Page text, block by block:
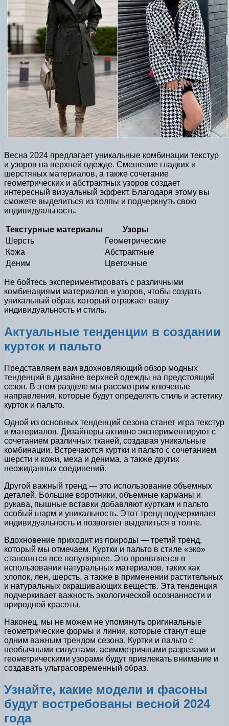
Весна 2024 предлагает уникальные комбинации текстур
и узоров на верхней одежде. Смешение гладких и
шерстяных материалов, а также сочетание
геометрических и абстрактных узоров создает
интересный визуальный эффект. Благодаря этому вы
сможете выделиться из толпы и подчеркнуть свою
индивидуальность.
Текстурные материалы
Узоры
Шерсть
Геометрические
Кожа
Абстрактные
Деним
Цветочные
Не бойтесь экспериментировать с различными
комбинациями материалов и узоров, чтобы создать
уникальный образ, который отражает вашу
индивидуальность и стиль.
Актуальные тенденции в создании
курток и пальто
Представляем вам вдохновляющий обзор модных
тенденций в дизайне верхней одежды на предстоящий
сезон. В этом разделе мы рассмотрим ключевые
направления, которые будут определять стиль и эстетику
курток и пальто.
Одной из основных тенденций сезона станет игра текстур
и материалов. Дизайнеры активно экспериментируют с
сочетанием различных тканей, создавая уникальные
комбинации. Встречаются куртки и пальто с сочетанием
шерсти и кожи, меха и денима, а также других
неожиданных соединений.
Другой важный тренд — это использование объемных
деталей. Большие воротники, объемные карманы и
рукава, пышные вставки добавляют курткам и пальто
особый шарм и уникальность. Этот тренд подчеркивает
индивидуальность и позволяет выделиться в толпе.
Вдохновение приходит из природы — третий тренд,
который мы отмечаем. Куртки и пальто в стиле «эко»
становятся все популярнее. Это проявляется в
использовании натуральных материалов, таких как
хлопок, лен, шерсть, а также в применении растительных
и натуральных окрашивающих веществ. Эта тенденция
подчеркивает важность экологической осознанности и
природной красоты.
Наконец, мы не можем не упомянуть оригинальные
геометрические формы и линии, которые станут еще
одним важным трендом сезона. Куртки и пальто с
необычными силуэтами, асимметричными разрезами и
геометрическими узорами будут привлекать внимание и
создавать ультрасовременный образ.
Узнайте, какие модели и фасоны
будут востребованы весной 2024
года